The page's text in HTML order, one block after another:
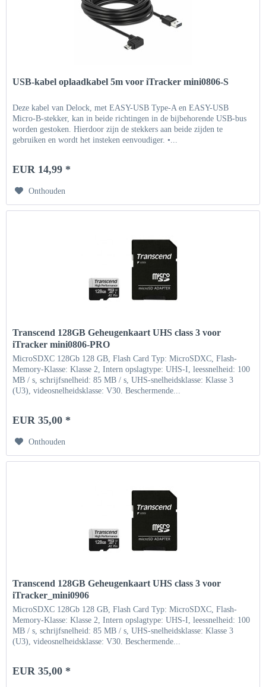
USB-kabel oplaadkabel 5m voor iTracker mini0806-S
Deze kabel van Delock, met EASY-USB Type-A en EASY-USB
Micro-B-stekker, kan in beide richtingen in de bijbehorende USB-bus
worden gestoken. Hierdoor zijn de stekkers aan beide zijden te
gebruiken en wordt het insteken eenvoudiger. •...
EUR 14,99 *
Onthouden
Transcend 128GB Geheugenkaart UHS class 3 voor
iTracker mini0806-PRO
MicroSDXC 128Gb 128 GB, Flash Card Typ: MicroSDXC, Flash-
Memory-Klasse: Klasse 2, Intern opslagtype: UHS-I, leessnelheid: 100
MB / s, schrijfsnelheid: 85 MB / s, UHS-snelheidsklasse: Klasse 3
(U3), videosnelheidsklasse: V30. Beschermende...
EUR 35,00 *
Onthouden
Transcend 128GB Geheugenkaart UHS class 3 voor
iTracker_mini0906
MicroSDXC 128Gb 128 GB, Flash Card Typ: MicroSDXC, Flash-
Memory-Klasse: Klasse 2, Intern opslagtype: UHS-I, leessnelheid: 100
MB / s, schrijfsnelheid: 85 MB / s, UHS-snelheidsklasse: Klasse 3
(U3), videosnelheidsklasse: V30. Beschermende...
EUR 35,00 *